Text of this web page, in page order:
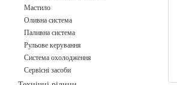
Мастило
Оливна система
Паливна система
Рульове керування
Система охолодження
Сервісні засоби